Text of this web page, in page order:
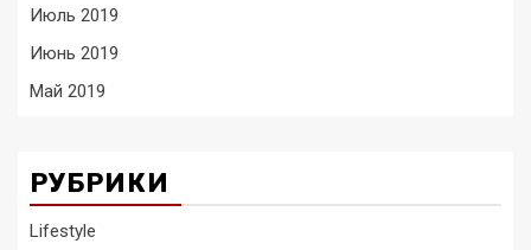
Июль 2019
Июнь 2019
Май 2019
РУБРИКИ
Lifestyle